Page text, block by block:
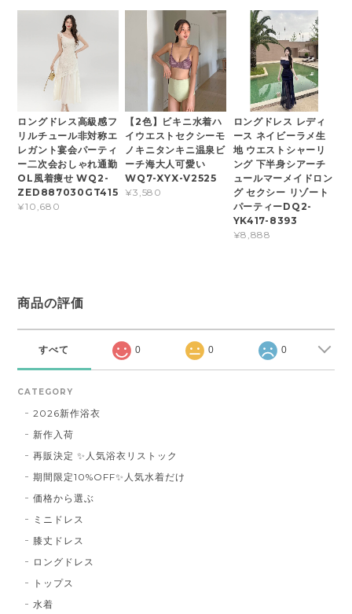
ロングドレス高級感フ
リルチュール非対称エ
レガント宴会パーティ
ー二次会おしゃれ通勤
OL風着痩せ WQ2-
ZED887030GT415
¥10,680
【2色】ビキニ水着ハ
イウエストセクシーモ
ノキニタンキニ温泉ビ
ーチ海大人可愛い
WQ7-XYX-V2525
¥3,580
ロングドレス レディ
ース ネイビーラメ生
地 ウエストシャーリ
ング 下半身シアーチ
ュールマーメイドロン
グ セクシー リゾート
パーティーDQ2-
YK417-8393
¥8,888
商品の評価
すべて 0 0 0
CATEGORY
2026新作浴衣
新作入荷
再販決定 ✨人気浴衣リストック
期間限定10%OFF✨人気水着だけ
価格から選ぶ
ミニドレス
膝丈ドレス
ロングドレス
トップス
水着